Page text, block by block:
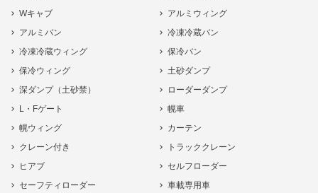
Wキャブ
アルミウィング
アルミバン
冷凍冷蔵バン
冷凍冷蔵ウィング
保冷バン
保冷ウィング
土砂ダンプ
深ダンプ（土砂禁）
ローダーダンプ
L・Fゲート
幌車
幌ウィング
カーテン
クレーン付き
トラッククレーン
ヒアブ
セルフローダー
セーフティローダー
車載専用車